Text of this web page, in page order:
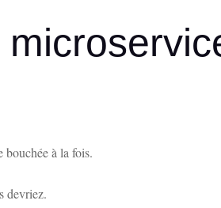
bouchée à la fois.
devriez.